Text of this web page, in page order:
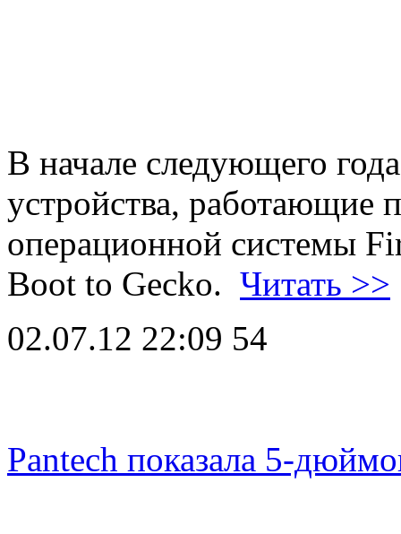
В начале следующего
устройства, работающие
операционной системы
Boot to Gecko. Читать >>
02.07.12 22:09 54
Pantech показала 5-